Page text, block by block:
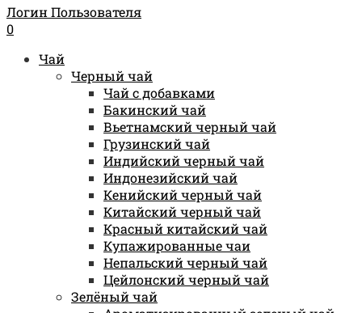
Логин Пользователя
0
Чай
Черный чай
Чай с добавками
Бакинский чай
Вьетнамский черный чай
Грузинский чай
Индийский черный чай
Индонезийский чай
Кенийский черный чай
Китайский черный чай
Красный китайский чай
Купажированные чаи
Непальский черный чай
Цейлонский черный чай
Зелёный чай